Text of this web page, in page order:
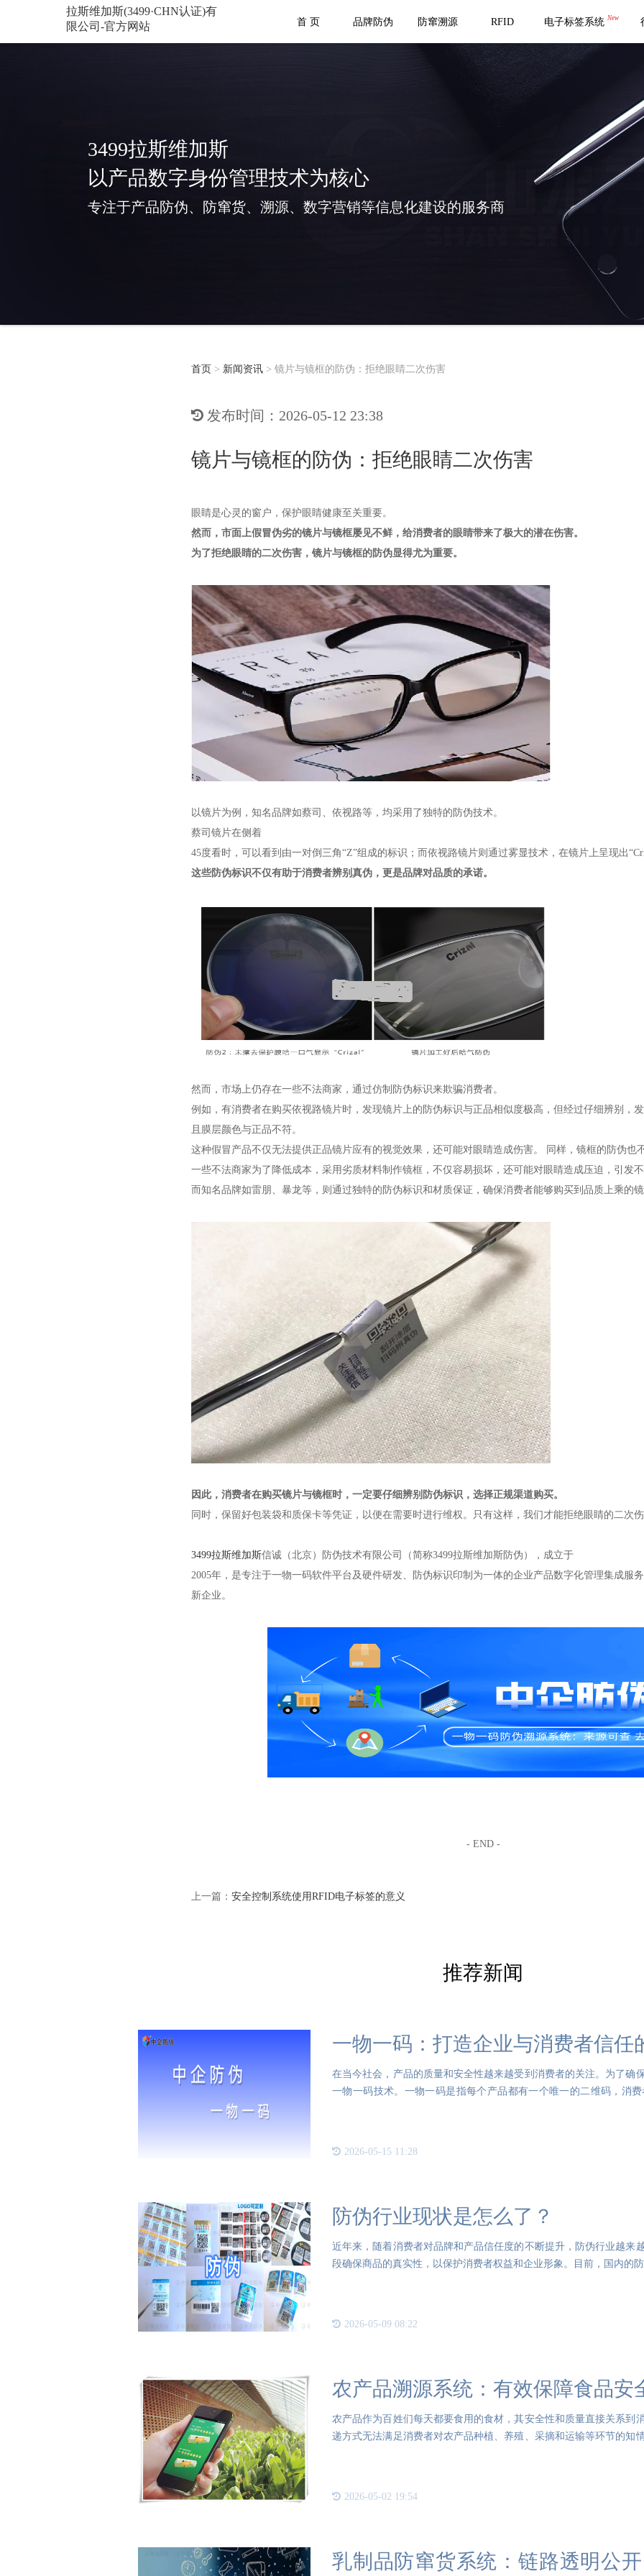
拉斯维加斯(3499·CHN认证)有
限公司-官方网站
首 页 品牌防伪 防窜溯源 RFID 电子标签系统 New
3499拉斯维加斯
以产品数字身份管理技术为核心
专注于产品防伪、防窜货、溯源、数字营销等信息化建设的服务商
首页 > 新闻资讯 > 镜片与镜框的防伪：拒绝眼睛二次伤害
发布时间：2026-05-12 23:38
镜片与镜框的防伪：拒绝眼睛二次伤害
眼睛是心灵的窗户，保护眼睛健康至关重要。
然而，市面上假冒伪劣的镜片与镜框屡见不鲜，给消费者的眼睛带来了极大的潜在伤害。
为了拒绝眼睛的二次伤害，镜片与镜框的防伪显得尤为重要。
以镜片为例，知名品牌如蔡司、依视路等，均采用了独特的防伪技术。
蔡司镜片在侧着
45度看时，可以看到由一对倒三角“Z”组成的标识；而依视路镜片则通过雾显技术，在镜片上呈现出
这些防伪标识不仅有助于消费者辨别真伪，更是品牌对品质的承诺。
然而，市场上仍存在一些不法商家，通过仿制防伪标识来欺骗消费者。
例如，有消费者在购买依视路镜片时，发现镜片上的防伪标识与正品相似度极高，但经过仔细辨别，
且膜层颜色与正品不符。
这种假冒产品不仅无法提供正品镜片应有的视觉效果，还可能对眼睛造成伤害。
同样，镜框的防伪也
一些不法商家为了降低成本，采用劣质材料制作镜框，不仅容易损坏，还可能对眼睛造成压迫，引发
而知名品牌如雷朋、暴龙等，则通过独特的防伪标识和材质保证，确保消费者能够购买到品质上乘的
因此，消费者在购买镜片与镜框时，一定要仔细辨别防伪标识，选择正规渠道购买。
同时，保留好包装袋和质保卡等凭证，以便在需要时进行维权。
只有这样，我们才能拒绝眼睛的二次
3499拉斯维加斯信诚（北京）防伪技术有限公司（简称3499拉斯维加斯防伪），成立于
2005年，是专注于一物一码软件平台及硬件研发、防伪标识印制为一体的企业产品数字化管理集成服
新企业。
- END -
上一篇： 安全控制系统使用RFID电子标签的意义
推荐新闻
一物一码：打造企业与消费者信任
在当今社会，产品的质量和安全性越来越受到消费者的关注。为了确
一物一码技术。一物一码是指每个产品都有一个唯一的二维码，消
2026-05-15 11:28
防伪行业现状是怎么了？
近年来，随着消费者对品牌和产品信任度的不断提升，防伪行业越来
段确保商品的真实性，以保护消费者权益和企业形象。目前，国内的
2026-05-09 08:22
农产品溯源系统：有效保障食品安
农产品作为百姓们每天都要食用的食材，其安全性和质量直接关系到
递方式无法满足消费者对农产品种植、养殖、采摘和运输等环节的知
2026-05-02 19:54
乳制品防窜货系统：链路透明公